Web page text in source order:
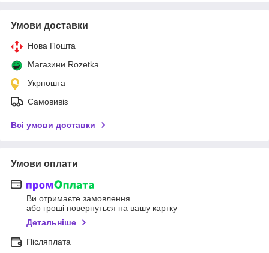
Умови доставки
Нова Пошта
Магазини Rozetka
Укрпошта
Самовивіз
Всі умови доставки
Умови оплати
Ви отримаєте замовлення
або гроші повернуться на вашу картку
Детальніше
Післяплата